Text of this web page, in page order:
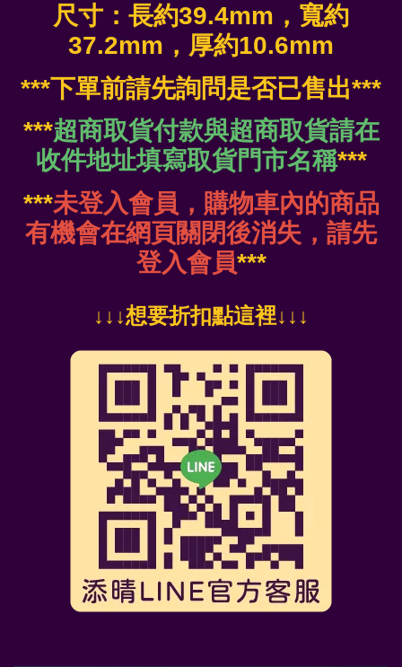
尺寸：長約39.4mm，寬約
37.2mm ，厚約10.6mm
***下單前請先詢問是否已售出***
***超商取貨付款與超商取貨請在
收件地址填寫取貨門市名稱***
***未登入會員，購物車內的商品
有機會在網頁關閉後消失，請先
登入會員***
↓ ↓↓想要折扣點這裡↓↓↓